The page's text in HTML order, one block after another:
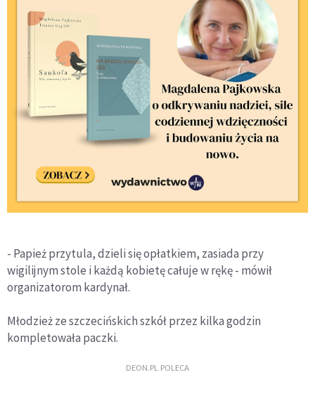
- Papież przytula, dzieli się opłatkiem, zasiada przy
wigilijnym stole i każdą kobietę całuje w rękę - mówił
organizatorom kardynał.
Młodzież ze szczecińskich szkół przez kilka godzin
kompletowała paczki.
DEON.PL POLECA